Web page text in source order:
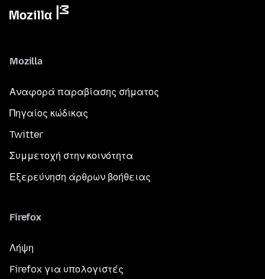
Mozilla
Αναφορά παραβίασης σήματος
Πηγαίος κώδικας
Twitter
Συμμετοχή στην κοινότητα
Εξερεύνηση άρθρων βοήθειας
Firefox
Λήψη
Firefox για υπολογιστές